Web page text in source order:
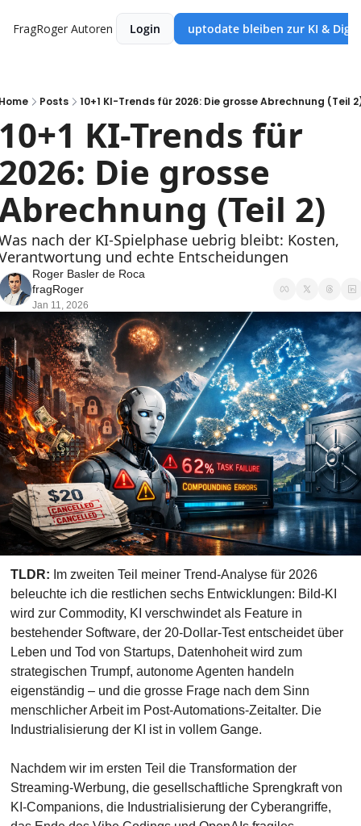
FragRoger Autoren Login uptodate bleiben zur KI &
Posts 10+1 KI-Trends für 2026: Die grosse Abrechnung (Teil
KI-Trends für
Die grosse
(Teil 2)
nach der KI-Spielphase uebrig bleibt: Kosten,
und echte Entscheidungen
Roger Basler de Roca
fragRoger
Jan 11, 2026
TLDR: Im zweiten Teil meiner Trend-Analyse für 2026
beleuchte ich die restlichen sechs Entwicklungen: Bild-KI
wird zur Commodity, KI verschwindet als Feature in
bestehender Software, der 20-Dollar-Test entscheidet über
Leben und Tod von Startups, Datenhoheit wird zum
strategischen Trumpf, autonome Agenten handeln
eigenständig – und die grosse Frage nach dem Sinn
menschlicher Arbeit im Post-Automations-Zeitalter. Die
Industrialisierung der KI ist in vollem Gange.
Nachdem wir im ersten Teil die Transformation der
Streaming-Werbung, die gesellschaftliche Sprengkraft von
KI-Companions, die Industrialisierung der Cyberangriffe,